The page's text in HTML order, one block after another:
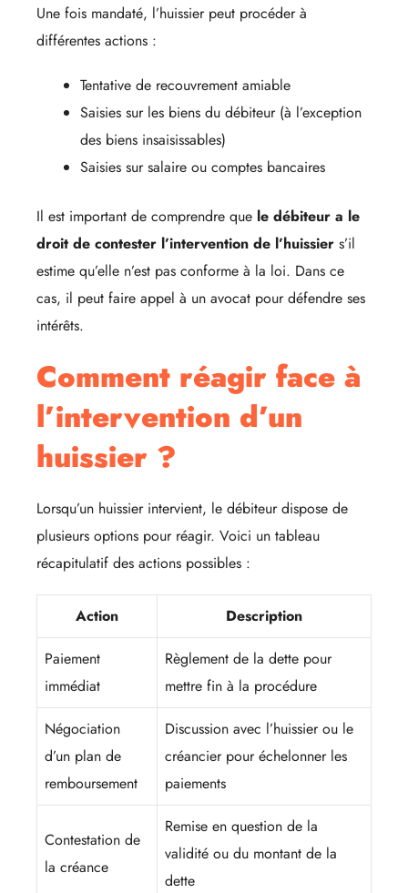
Une fois mandaté, l’huissier peut procéder à
différentes actions :
Tentative de recouvrement amiable
Saisies sur les biens du débiteur (à l’exception
des biens insaisissables)
Saisies sur salaire ou comptes bancaires
Il est important de comprendre que le débiteur a le
droit de contester l’intervention de l’huissier s’il
estime qu’elle n’est pas conforme à la loi. Dans ce
cas, il peut faire appel à un avocat pour défendre ses
intérêts.
Comment réagir face à
l’intervention d’un
huissier ?
Lorsqu’un huissier intervient, le débiteur dispose de
plusieurs options pour réagir. Voici un tableau
récapitulatif des actions possibles :
Action Description
Paiement
immédiat
Règlement de la dette pour
mettre fin à la procédure
Négociation
d’un plan de
remboursement
Discussion avec l’huissier ou le
créancier pour échelonner les
paiements
Contestation de
la créance
Remise en question de la
validité ou du montant de la
dette